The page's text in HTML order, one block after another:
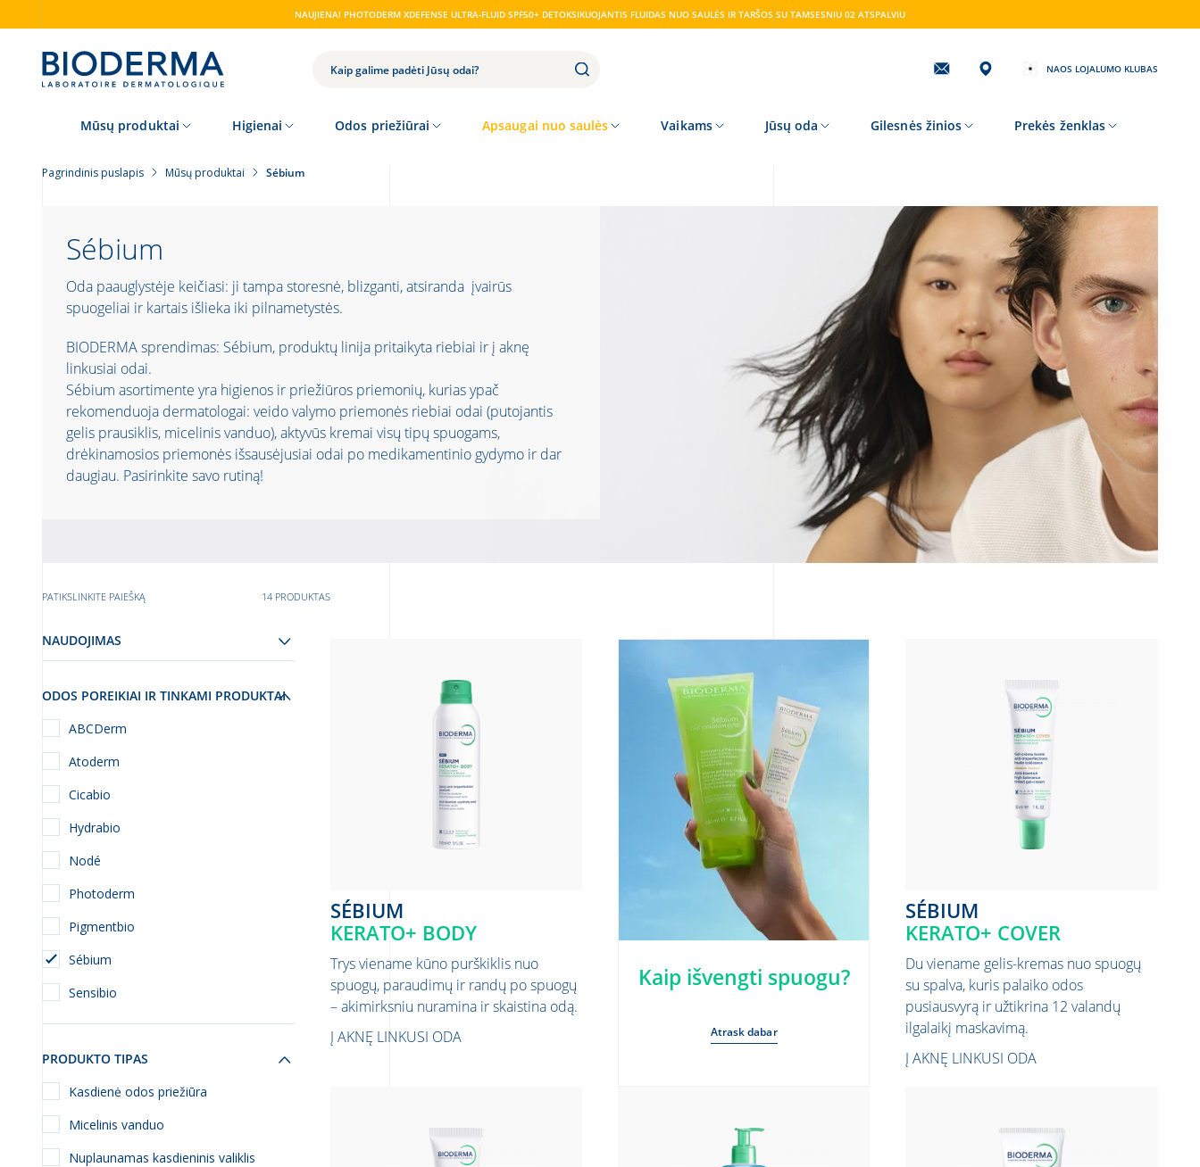
NAUJIENA! PHOTODERM XDEFENSE ULTRA-FLUID SPF50+ DETOKSIKUOJANTIS FLUIDAS NUO SAULĖS IR TARŠOS SU TAMSESNIU 02 ATSPALVIU
PAIEŠKA
Užprenumeruokite
NAOS LOJALUMO KLUBAS
Mūsų produktai Higienai Odos priežiūrai Apsaugai nuo saulės Vaikams Jūsų oda Gilesnės žinios Prekės ženklas
Pagrindinis puslapis Mūsų produktai Sébium
Sébium
Oda paauglystėje keičiasi: ji tampa storesnė, blizganti, atsiranda įvairūs
spuogeliai ir kartais išlieka iki pilnametystės.
BIODERMA sprendimas: Sébium, produktų linija pritaikyta riebiai ir į aknę
linkusiai odai.
Sébium asortimente yra higienos ir priežiūros priemonių, kurias ypač
rekomenduoja dermatologai: veido valymo priemonės riebiai odai (putojantis
gelis prausiklis, micelinis vanduo), aktyvūs kremai visų tipų spuogams,
drėkinamosios priemonės išsausėjusiai odai po medikamentinio gydymo ir dar
daugiau. Pasirinkite savo rutiną!
PATIKSLINKITE PAIEŠKĄ 14 PRODUKTAS
NAUDOJIMAS
ODOS POREIKIAI IR TINKAMI PRODUKTAI
ABCDerm
Atoderm
Cicabio
Hydrabio
Nodé
Photoderm
Pigmentbio
Sébium
Sensibio
PRODUKTO TIPAS
Kasdienė odos priežiūra
Micelinis vanduo
Nuplaunamas kasdieninis valiklis
SÉBIUM
KERATO+ BODY
Trys viename kūno purškiklis nuo
spuogų, paraudimų ir randų po spuogų
– akimirksniu nuramina ir skaistina odą.
Į AKNĘ LINKUSI ODA
Kaip išvengti spuogu?
Atrask dabar
SÉBIUM
KERATO+ COVER
Du viename gelis-kremas nuo spuogų
su spalva, kuris palaiko odos
pusiausvyrą ir užtikrina 12 valandų
ilgalaikį maskavimą.
Į AKNĘ LINKUSI ODA